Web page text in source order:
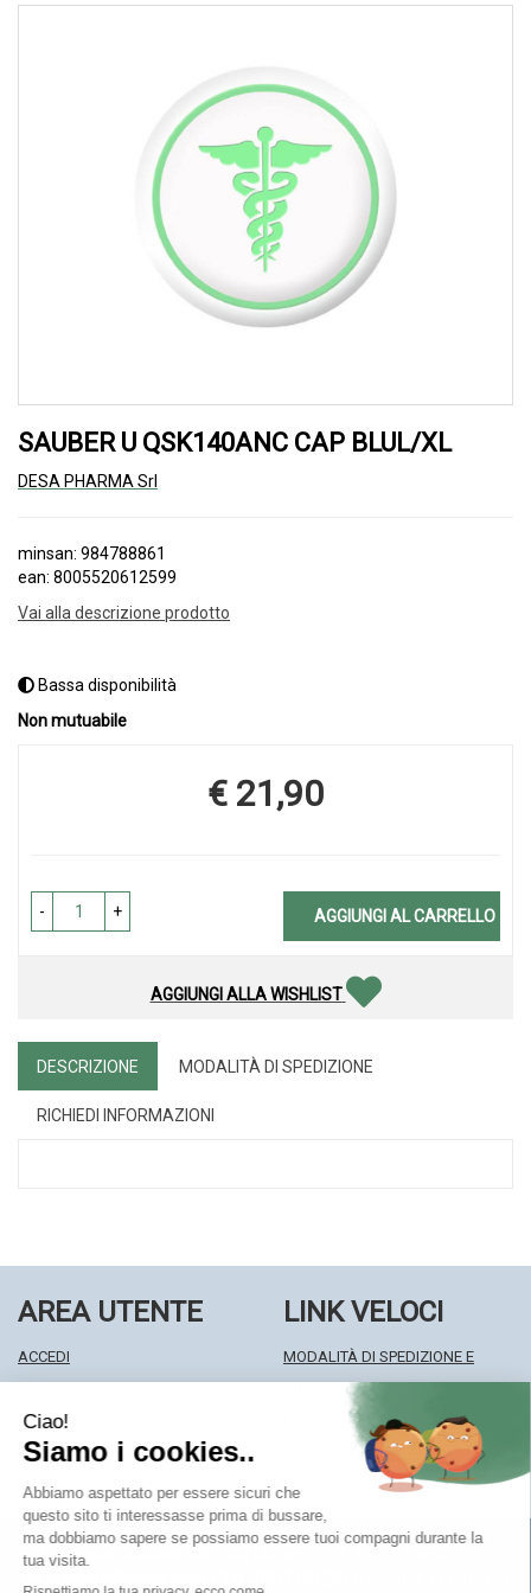
SAUBER U QSK140ANC CAP BLUL/XL
DESA PHARMA Srl
minsan: 984788861
ean: 8005520612599
Vai alla descrizione prodotto
Bassa disponibilità
Non mutuabile
Prezzo
€ 21,90
- + AGGIUNGI AL CARRELLO
AGGIUNGI ALLA WISHLIST
DESCRIZIONE MODALITÀ DI SPEDIZIONE
RICHIEDI INFORMAZIONI
AREA UTENTE
ACCEDI
WISHLIST
ISCRIZIONE ALLA NEWSLETTER
LINK VELOCI
MODALITÀ DI SPEDIZIONE E
MODALITÀ DI PAGAMENTO
INFORMATIVA PRIVACY
CONDIZIONI DI VENDITA
Farmacia Centrale Srl